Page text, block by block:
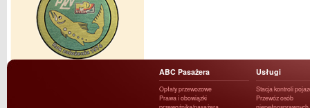
ABC Pasażera
Opłaty przewozowe
Prawa i obowiązki
Usługi
Stacja kontroli
Przewóz osób